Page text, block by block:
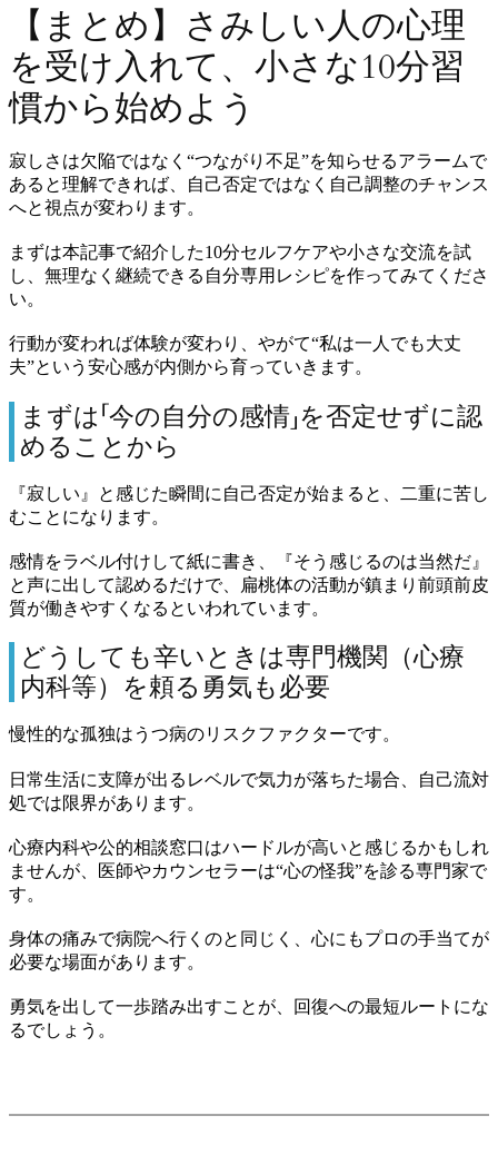
【まとめ】さみしい人の心理
を受け入れて、小さな10分習
慣から始めよう
寂しさは欠陥ではなく“つながり不足”を知らせるアラームで
あると理解できれば、自己否定ではなく自己調整のチャンス
へと視点が変わります。
まずは本記事で紹介した10分セルフケアや小さな交流を試
し、無理なく継続できる自分専用レシピを作ってみてくださ
い。
行動が変われば体験が変わり、やがて“私は一人でも大丈
夫”という安心感が内側から育っていきます。
まずは「今の自分の感情」を否定せずに認
めることから
『寂しい』と感じた瞬間に自己否定が始まると、二重に苦し
むことになります。
感情をラベル付けして紙に書き、『そう感じるのは当然だ』
と声に出して認めるだけで、扁桃体の活動が鎮まり前頭前皮
質が働きやすくなるといわれています。
どうしても辛いときは専門機関（心療
内科等）を頼る勇気も必要
慢性的な孤独はうつ病のリスクファクターです。
日常生活に支障が出るレベルで気力が落ちた場合、自己流対
処では限界があります。
心療内科や公的相談窓口はハードルが高いと感じるかもしれ
ませんが、医師やカウンセラーは“心の怪我”を診る専門家で
す。
身体の痛みで病院へ行くのと同じく、心にもプロの手当てが
必要な場面があります。
勇気を出して一歩踏み出すことが、回復への最短ルートにな
るでしょう。